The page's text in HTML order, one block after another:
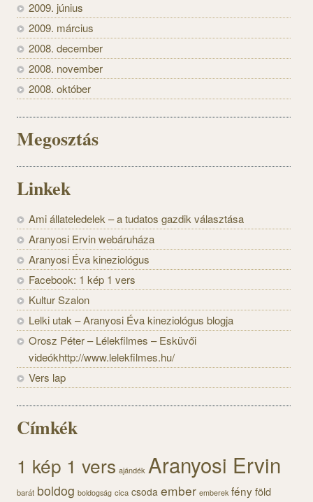
2009. június
2009. március
2008. december
2008. november
2008. október
Megosztás
Linkek
Ami állateledelek – a tudatos gazdik választása
Aranyosi Ervin webáruháza
Aranyosi Éva kineziológus
Facebook: 1 kép 1 vers
Kultur Szalon
Lelki utak – Aranyosi Éva kineziológus blogja
Orosz Péter – Lélekfilmes – Esküvői
videókhttp://www.lelekfilmes.hu/
Vers lap
Címkék
1 kép 1 vers ajándék Aranyosi Ervin
barát boldog boldogság cica csoda ember emberek fényföld